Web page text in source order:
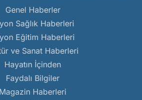
Genel Haberler
Sağlık Haberleri
Eğitim Haberleri
ve Sanat Haberleri
Hayatın İçinden
Faydalı Bilgiler
Magazin Haberleri